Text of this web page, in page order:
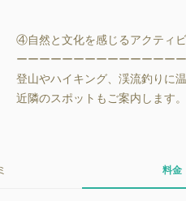
④自然と文化を感じるアクティビ
ーーーーーーーーーーーーーー
登山やハイキング、渓流釣りに
近隣のスポットもご案内します。
料金